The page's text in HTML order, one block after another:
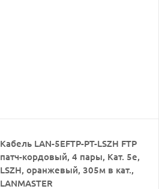
Кабель LAN-5EFTP-PT-LSZH FTP
патч-кордовый, 4 пары, Кат. 5e,
LSZH, оранжевый, 305м в кат.,
LANMASTER